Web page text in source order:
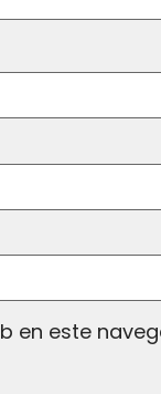
en este